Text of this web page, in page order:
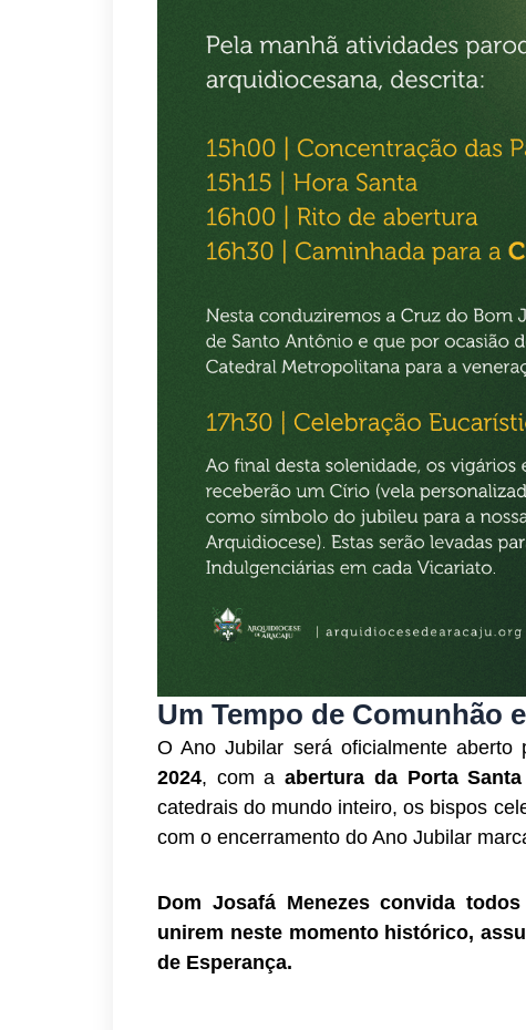
Um Tempo de Comunhão
O Ano Jubilar será oficialmente
2024, com aabertura da Porta Santa
catedrais do mundo inteiro, os bispos
com o encerramento do Ano Jubilar
Dom Josafá Menezes convida
unirem neste momento histórico,
de Esperança.